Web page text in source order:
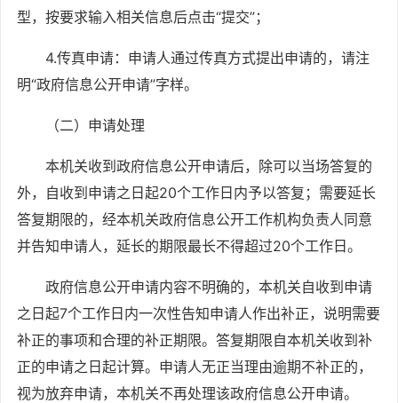
型，按要求输入相关信息后点击“提交”；
4.传真申请：申请人通过传真方式提出申请的，请注
明“政府信息公开申请”字样。
（二）申请处理
本机关收到政府信息公开申请后，除可以当场答复的
外，自收到申请之日起20个工作日内予以答复；需要延长
答复期限的，经本机关政府信息公开工作机构负责人同意
并告知申请人，延长的期限最长不得超过20个工作日。
政府信息公开申请内容不明确的，本机关自收到申请
之日起7个工作日内一次性告知申请人作出补正，说明需要
补正的事项和合理的补正期限。答复期限自本机关收到补
正的申请之日起计算。申请人无正当理由逾期不补正的，
视为放弃申请，本机关不再处理该政府信息公开申请。